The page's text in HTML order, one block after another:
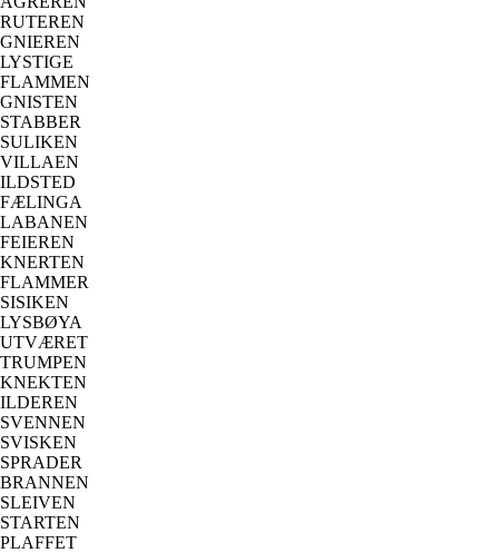
RUTEREN
GNIEREN
LYSTIGE
FLAMMEN
GNISTEN
STABBER
SULIKEN
VILLAEN
ILDSTED
FÆLINGA
LABANEN
FEIEREN
KNERTEN
FLAMMER
SISIKEN
LYSBØYA
UTVÆRET
TRUMPEN
KNEKTEN
ILDEREN
SVENNEN
SVISKEN
SPRADER
BRANNEN
SLEIVEN
STARTEN
PLAFFET